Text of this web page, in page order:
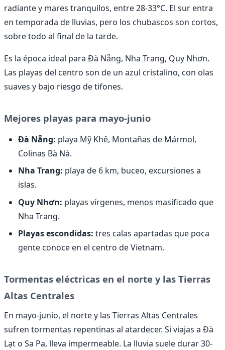
radiante y mares tranquilos, entre 28-33°C. El sur entra
en temporada de lluvias, pero los chubascos son cortos,
sobre todo al final de la tarde.
Es la época ideal para Đà Nẵng, Nha Trang, Quy Nhơn.
Las playas del centro son de un azul cristalino, con olas
suaves y bajo riesgo de tifones.
Mejores playas para mayo-junio
Đà Nẵng: playa Mỹ Khê, Montañas de Mármol,
Colinas Bà Nà.
Nha Trang: playa de 6 km, buceo, excursiones a
islas.
Quy Nhơn: playas vírgenes, menos masificado que
Nha Trang.
Playas escondidas: tres calas apartadas que poca
gente conoce en el centro de Vietnam.
Tormentas eléctricas en el norte y las Tierras
Altas Centrales
En mayo-junio, el norte y las Tierras Altas Centrales
sufren tormentas repentinas al atardecer. Si viajas a Đà
Lạt o Sa Pa, lleva impermeable. La lluvia suele durar 30-